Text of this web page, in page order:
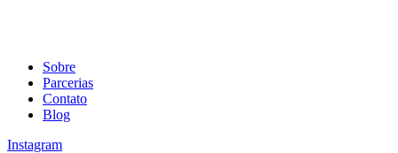
Sobre
Parcerias
Contato
Blog
Instagram